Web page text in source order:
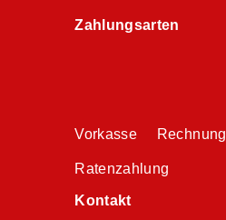
Zahlungsarten
Vorkasse Rechnung
Ratenzahlung
Kontakt